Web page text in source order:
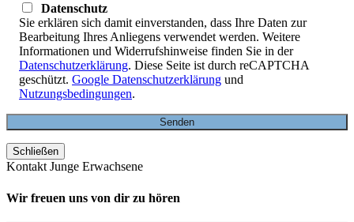
Datenschutz
Sie erklären sich damit einverstanden, dass Ihre Daten zur
Bearbeitung Ihres Anliegens verwendet werden. Weitere
Informationen und Widerrufshinweise finden Sie in der
Datenschutzerklärung. Diese Seite ist durch reCAPTCHA
geschützt. Google Datenschutzerklärung und
Nutzungsbedingungen.
Schließen
Kontakt Junge Erwachsene
Wir freuen uns von dir zu hören